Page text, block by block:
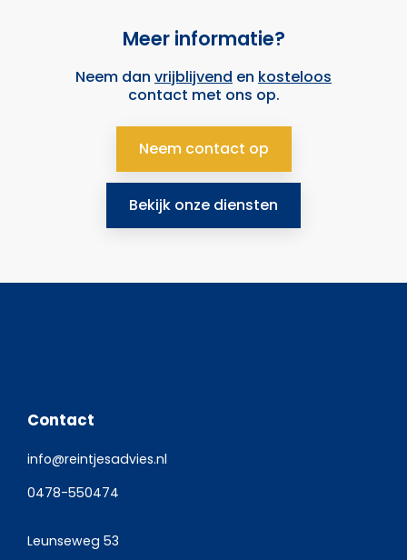
Meer informatie?
Neem dan vrijblijvend en kosteloos
contact met ons op.
Neem contact op
Bekijk onze diensten
Contact
info@reintjesadvies.nl
0478-550474
Leunseweg 53